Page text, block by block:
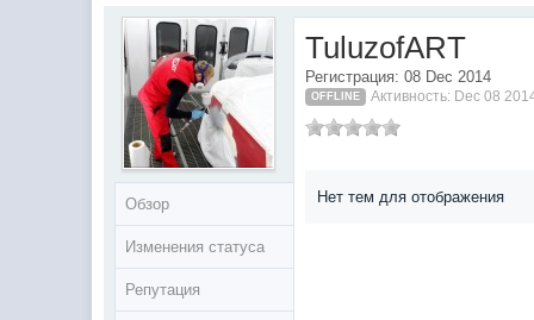
Обзор
Изменения статуса
Репутация
TuluzofART
Регистрация: 08 Dec 2014
OFFLINE Активность: Dec 08
Нет тем для отображения